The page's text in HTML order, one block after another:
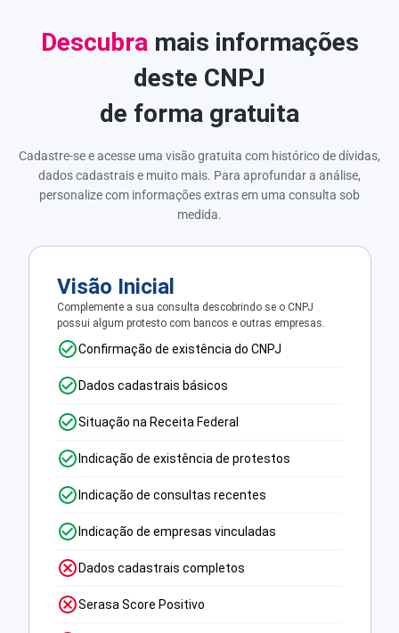
Descubra mais informações
deste CNPJ
de forma gratuita
Cadastre-se e acesse uma visão gratuita com histórico de dívidas,
dados cadastrais e muito mais. Para aprofundar a análise,
personalize com informações extras em uma consulta sob
medida.
Visão Inicial
Complemente a sua consulta descobrindo se o CNPJ
possui algum protesto com bancos e outras empresas.
Confirmação de existência do CNPJ
Dados cadastrais básicos
Situação na Receita Federal
Indicação de existência de protestos
Indicação de consultas recentes
Indicação de empresas vinculadas
Dados cadastrais completos
Serasa Score Positivo